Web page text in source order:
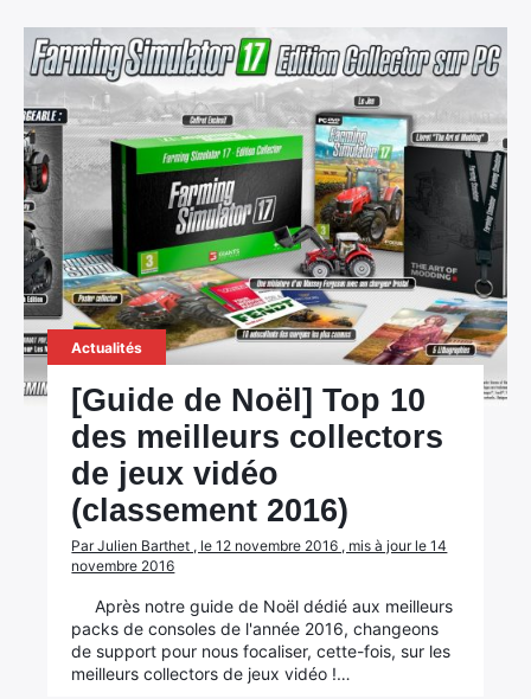
Actualités
[Guide de Noël] Top 10
des meilleurs collectors
de jeux vidéo
(classement 2016)
Par Julien Barthet , le 12 novembre 2016 , mis à jour le 14
novembre 2016
Après notre guide de Noël dédié aux meilleurs
packs de consoles de l'année 2016, changeons
de support pour nous focaliser, cette-fois, sur les
meilleurs collectors de jeux vidéo !…